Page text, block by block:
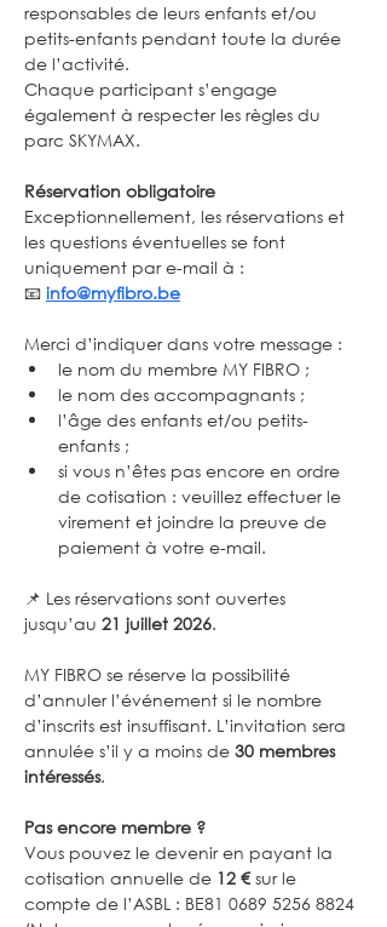
responsables de leurs enfants et/ou
petits-enfants pendant toute la durée
de l’activité.
Chaque participant s’engage
également à respecter les règles du
parc SKYMAX.
Réservation obligatoire
Exceptionnellement, les réservations et
les questions éventuelles se font
uniquement par e-mail à :
📧 info@myfibro.be
Merci d’indiquer dans votre message :
le nom du membre MY FIBRO ;
le nom des accompagnants ;
l’âge des enfants et/ou petits-
enfants ;
si vous n’êtes pas encore en ordre
de cotisation : veuillez effectuer le
virement et joindre la preuve de
paiement à votre e-mail.
📌 Les réservations sont ouvertes
jusqu’au 21 juillet 2026.
MY FIBRO se réserve la possibilité
d’annuler l’événement si le nombre
d’inscrits est insuffisant. L’invitation sera
annulée s’il y a moins de 30 membres
intéressés.
Pas encore membre ?
Vous pouvez le devenir en payant la
cotisation annuelle de 12 € sur le
compte de l’ASBL : BE81 0689 5256 8824